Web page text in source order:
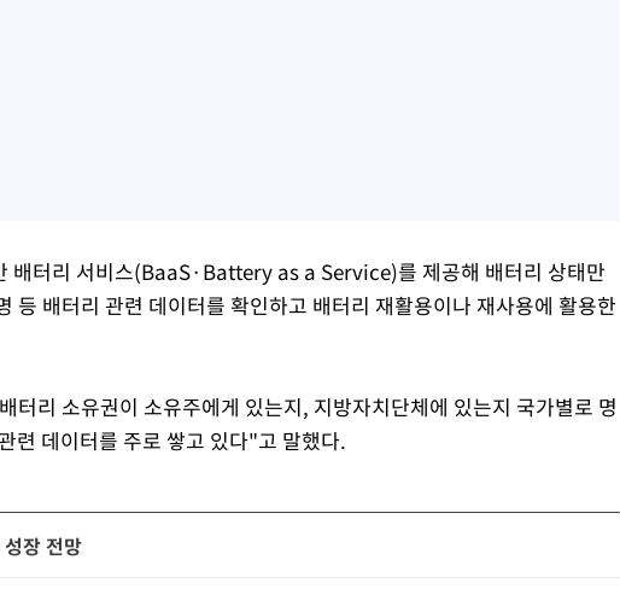
배터리 서비스(BaaS·Battery as a Service)를 제공해 배터리 상태만
등 배터리 관련 데이터를 확인하고 배터리 재활용이나 재사용에 활용한
터리 소유권이 소유주에게 있는지, 지방자치단체에 있는지 국가별로 명
련 데이터를 주로 쌓고 있다"고 말했다.
장 전망